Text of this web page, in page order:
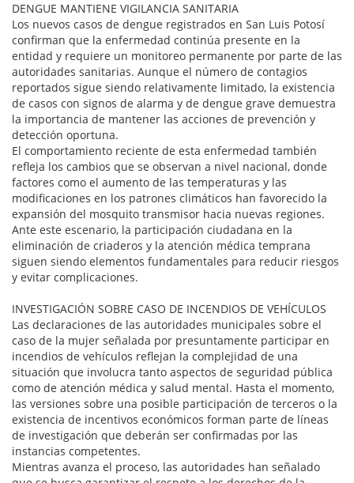
DENGUE MANTIENE VIGILANCIA SANITARIA
Los nuevos casos de dengue registrados en San Luis Potosí
confirman que la enfermedad continúa presente en la
entidad y requiere un monitoreo permanente por parte de las
autoridades sanitarias. Aunque el número de contagios
reportados sigue siendo relativamente limitado, la existencia
de casos con signos de alarma y de dengue grave demuestra
la importancia de mantener las acciones de prevención y
detección oportuna.
El comportamiento reciente de esta enfermedad también
refleja los cambios que se observan a nivel nacional, donde
factores como el aumento de las temperaturas y las
modificaciones en los patrones climáticos han favorecido la
expansión del mosquito transmisor hacia nuevas regiones.
Ante este escenario, la participación ciudadana en la
eliminación de criaderos y la atención médica temprana
siguen siendo elementos fundamentales para reducir riesgos
y evitar complicaciones.
INVESTIGACIÓN SOBRE CASO DE INCENDIOS DE VEHÍCULOS
Las declaraciones de las autoridades municipales sobre el
caso de la mujer señalada por presuntamente participar en
incendios de vehículos reflejan la complejidad de una
situación que involucra tanto aspectos de seguridad pública
como de atención médica y salud mental. Hasta el momento,
las versiones sobre una posible participación de terceros o la
existencia de incentivos económicos forman parte de líneas
de investigación que deberán ser confirmadas por las
instancias competentes.
Mientras avanza el proceso, las autoridades han señalado